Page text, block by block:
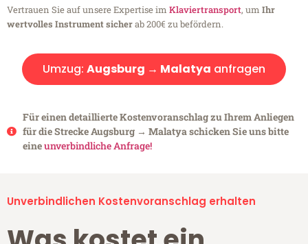
Vertrauen Sie auf unsere Expertise im Klaviertransport, um Ihr
wertvolles Instrument sicherab 200€ zu befördern.
Umzug: Augsburg → Malatya anfragen
Für einen detaillierte Kostenvoranschlag zu Ihrem Anliegen
für die Strecke Augsburg → Malatya schicken Sie uns bitte
eineunverbindliche Anfrage!
Unverbindlichen Kostenvoranschlag erhalten